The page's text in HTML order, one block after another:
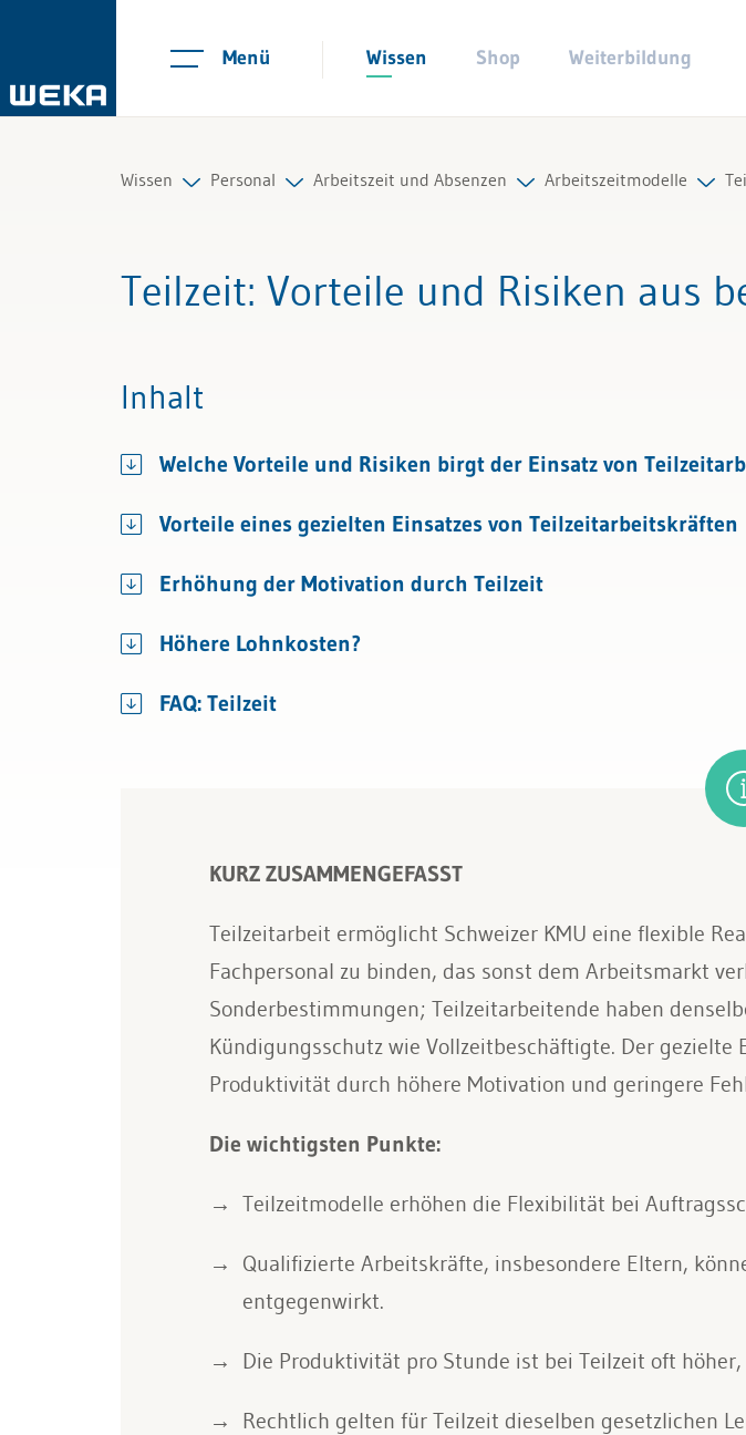
Menü Wissen Shop Weiterbildung
Wissen
Management
Finanzen & Steuern
Recht
Bau & Immobilien
Personal
Arbeitsverträge und Reglemente
Personalführung und Personalentwicklung
Kündigung & Arbeitszeugnis
Sozialversicherungen
Arbeitszeit und Absenzen
Überstunden und Überzeit
Arbeitszeitmodelle
Alle Arbeitshilfen
Teilzeit: Vorteile und Risiken aus
Inhalt
Welche Vorteile und Risiken birgt der Einsatz von
Vorteile eines gezielten Einsatzes von Teilzeitarbeitskräften
Erhöhung der Motivation durch Teilzeit
Höhere Lohnkosten?
FAQ: Teilzeit
KURZ ZUSAMMENGEFASST
Teilzeitarbeit ermöglicht Schweizer KMU eine flexible
Fachpersonal zu binden, das sonst dem Arbeitsmarkt
Sonderbestimmungen; Teilzeitarbeitende haben
Kündigungsschutz wie Vollzeitbeschäftigte. Der
Produktivität durch höhere Motivation und geringere
Die wichtigsten Punkte:
Teilzeitmodelle erhöhen die Flexibilität bei
Qualifizierte Arbeitskräfte, insbesondere Eltern,
entgegenwirkt.
Die Produktivität pro Stunde ist bei Teilzeit oft
Rechtlich gelten für Teilzeit dieselben gesetzlichen